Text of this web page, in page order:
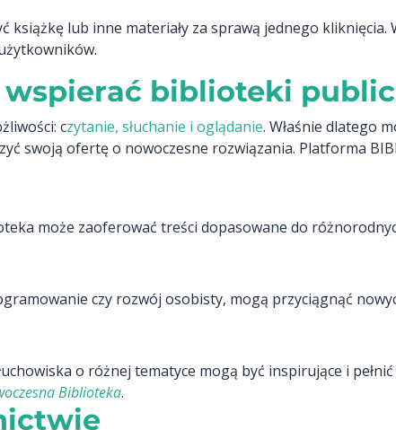
lub inne materiały za sprawą jednego kliknięcia.
biblioteki
czytanie, słuchanie i oglądanie. Właśnie dlatego
swoją ofertę o nowoczesne rozwiązania. Platforma
może zaoferować treści dopasowane do
czy rozwój osobisty, mogą przyciągnąć
o różnej tematyce mogą być inspirujące i
Biblioteka.